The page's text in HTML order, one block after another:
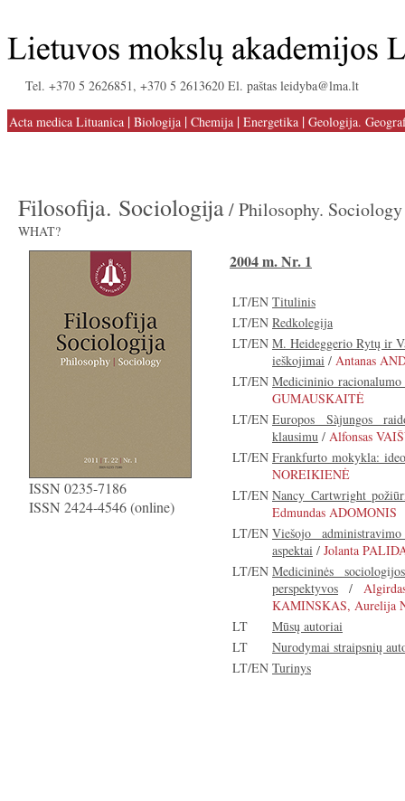
Tel. +370 5 2626851, +370 5 2613620 El. paštas leidyba@lma.lt
Acta medica Lituanica | Biologija | Chemija | Energetika | Geologija.
Filosofija. Sociologija/ Philosophy. Sociology
WHAT?
ISSN 0235-7186
ISSN 2424-4546 (online)
2004 m. Nr. 1
LT/EN Titulinis
LT/EN Redkolegija
LT/EN M. Heideggerio Rytų ir
ieškojimai / Antanas
LT/EN Medicininio
GUMAUSKAITĖ
LT/EN Europos Sàjungos
klausimu / Alfonsas
LT/EN Frankfurto mokykla:
NOREIKIENĖ
LT/EN Nancy Cartwright
Edmundas ADOMONIS
LT/EN Viešojo
aspektai / Jolanta
LT/EN Medicininės
perspektyvos /
KAMINSKAS, Aurelija
LT
Mūsų autoriai
LT
Nurodymai straipsnių
LT/EN Turinys